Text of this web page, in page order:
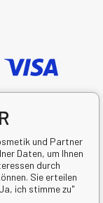
und Partner
Daten, um Ihnen
durch
Sie erteilen
ich stimme zu"